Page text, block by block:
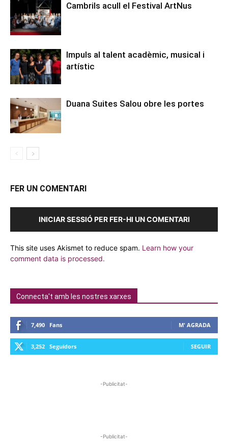
Cambrils acull el Festival ArtNus
Impuls al talent acadèmic, musical i
artístic
Duana Suites Salou obre les portes
FER UN COMENTARI
INICIAR SESSIÓ PER FER-HI UN COMENTARI
This site uses Akismet to reduce spam. Learn how your
comment data is processed.
Connecta't amb les nostres xarxes
7,490 Fans M' AGRADA
3,252 Seguidors SEGUIR
-Publicitat-
-Publicitat-